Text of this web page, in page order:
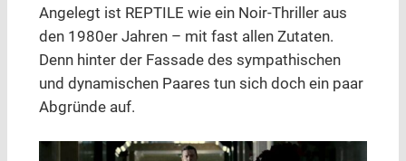
Angelegt ist REPTILE wie ein Noir-Thriller aus
den 1980er Jahren – mit fast allen Zutaten.
Denn hinter der Fassade des sympathischen
und dynamischen Paares tun sich doch ein paar
Abgründe auf.